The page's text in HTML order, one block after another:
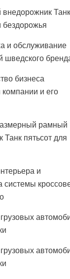
бездорожья
и обслуживание
шведского
бизнеса
компании и его
рамный
Танк пятьсот для
и
системы